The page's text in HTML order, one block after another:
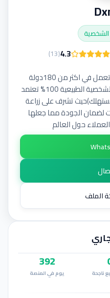
الشخصية
4.3
(
13
)
شركة dxn ماليزية المنشاء تعمل في اكثر من 180دولة
تشتهر بتقديم منتجات العناية الشخصية الطبيعية 100% تعتمد
تشرف على زراعة
لضمان الجودة مما جعلها
حول العالم
الملف
ناجحة
392
يوم في المنصة